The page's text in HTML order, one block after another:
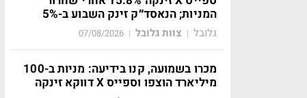
המניות; הנאסד״ק זינק השבוע ב-5%
גלובל | צוות גלובל |
07/08/2026
מכרו בשמועה, קנו בידיעה: מניות ב-100
מיליארד הוצפו וספייס X דווקא זינקה